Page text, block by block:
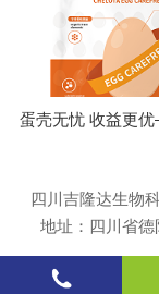
四川吉隆达生物
地址：四川省